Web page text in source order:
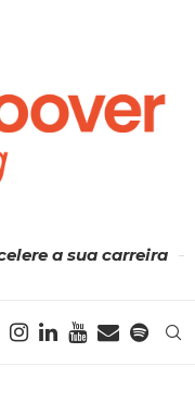
a sua carreira